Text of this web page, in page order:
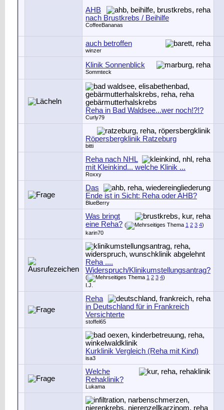
AHB
nach Brustkrebs / Beihilfe
CoffeeBananas
auch betroffen
winzer
Klinik Sonnenblick
Sommteck
Reha in Bad Waldsee...wer noch!?!?
Curly79
Röpersbergklinik Ratzeburg
bitti
Reha nach NHL
mit Kleinkind... welche Klinik ...
Roxxy
Das
Ende ist in Sicht: Reha oder AHB?
BlueBerry
Was bringt
eine Reha? ( 1 2 3 4)
karin70
Reha ....
Widerspruch/Klinikumstellungsantrag?
( 1 2 3 4)
I.J.
Reha
in Deutschland für in Frankreich
Versichterte
stoffel65
Kurklinik Vergleich (Reha mit Kind)
isa3
Welche
Rehaklinik?
Lukama